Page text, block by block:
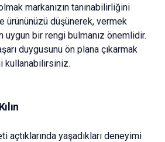
markanızın tanınabilirliğini
ürününüzü düşünerek, vermek
bir rengi bulmanız önemlidir.
duygusunu ön plana çıkarmak
kullanabilirsiniz.
açtıklarında yaşadıkları deneyimi